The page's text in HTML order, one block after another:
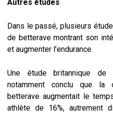
Autres études
Dans le passé, plusieurs
de betterave montrant son
et augmenter l’endurance.
Une étude britannique de
notamment conclu que la
betterave augmentait le
athlète de 16%, autrement